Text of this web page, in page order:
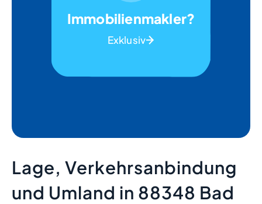
Immobilienmakler?
Exklusiv
Lage, Verkehrsanbindung
und Umland in 88348 Bad